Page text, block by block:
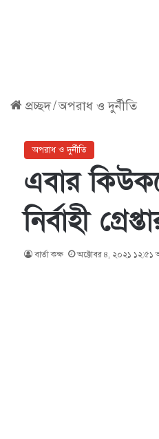
প্রচ্ছদ/অপরাধ ও দুর্নীতি
অপরাধ ও দুর্নীতি
এবার
নির্বাহী
বার্তা কক্ষ অক্টোবর ৪, ২০২১ ১২:৫১